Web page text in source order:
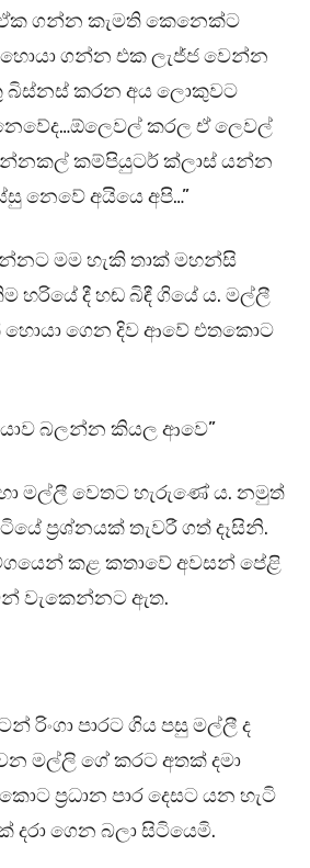
ගන්න කැමති කෙනෙක්ට
ගන්න එක ලැජ්ජ වෙන්න
බිස්නස් කරන අය ලොකුවට
කරල ඒ ලෙවල්
කම්පියුටර් ක්ලාස් යන්න
නෙවේ අයියෙ අපි…”
මම හැකි තාක් මහන්සි
හරියේ දී හඬ බිඳී ගියේ ය. මල්ලී
හොයා ගෙන දිව ආවේ එතකොට
බලන්න කියල ආවෙ”
මල්ලී වෙතට හැරුණේ ය. නමුත්
ප්‍රශ්නයක් තැවරී ගත් දෑසිනි.
කළ කතාවේ අවසන් පේළි
වැකෙන්නට ඇත.
රිංගා පාරට ගිය පසු මල්ලී ද
මල්ලි ගේ කරට අතක් දමා
ප්‍රධාන පාර දෙසට යන හැටි
දරා ගෙන බලා සිටියෙමි.